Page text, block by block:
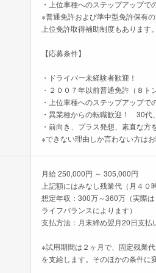
・上位車種へのステップアップで
※普通免許および準中型免許保有の
上位免許取得補助制度もあります。
【応募条件】
・ドライバー未経験者歓迎！
・２００７年以前普通免許（８ト
・上位車種へのステップアップで
・異業種からの転職歓迎！ 30代
・前向き、プラス発想、素直な方
※できない理由しか言わない方はお
月給 250,000円 ～ 305,000円
上記額にはみなし残業代（月４０
想定年収：300万～360万（実際
ライフバランスによります）
支払方法：月末締め翌月20日支払
※試用期間は２ヶ月で、固定残業
を支給します。そのほかの条件に